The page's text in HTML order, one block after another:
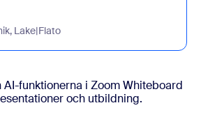
Lake|Flato
AI-funktionerna i Zoom Whiteboard
och utbildning.